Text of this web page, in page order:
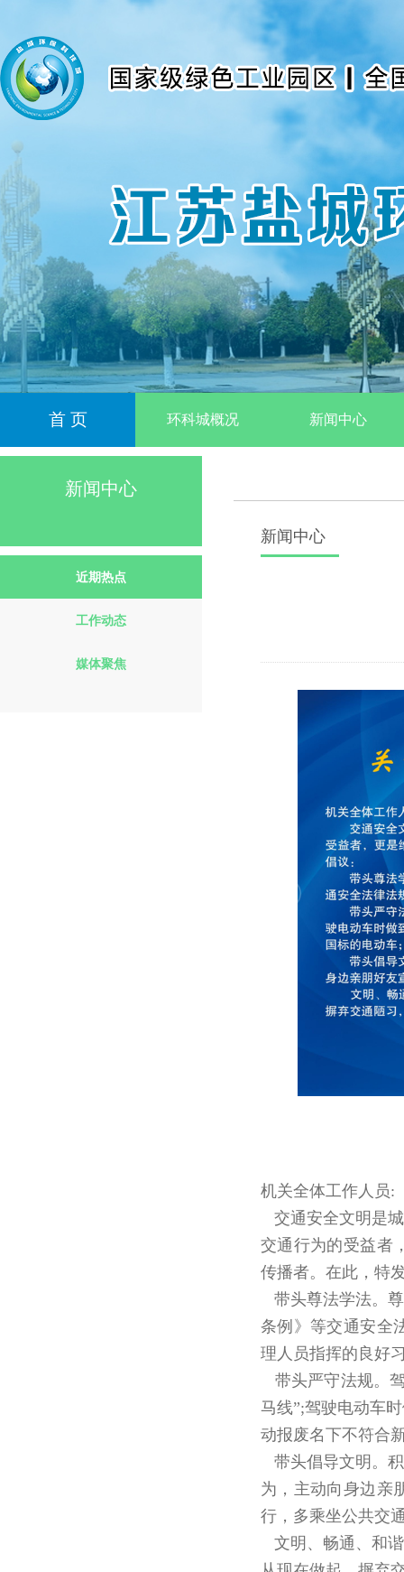
首 页 环科城概况 新闻中心
新闻中心
近期热点
工作动态
媒体聚焦
新闻中心
机关全体工作人员:
交通安全文明是
交通行为的受益者
传播者。在此，特
带头尊法学法。
条例》等交通安全
理人员指挥的良好
带头严守法规。
马线”;驾驶电动车
动报废名下不符合
带头倡导文明。
为，主动向身边亲
行，多乘坐公共交
文明、畅通、和